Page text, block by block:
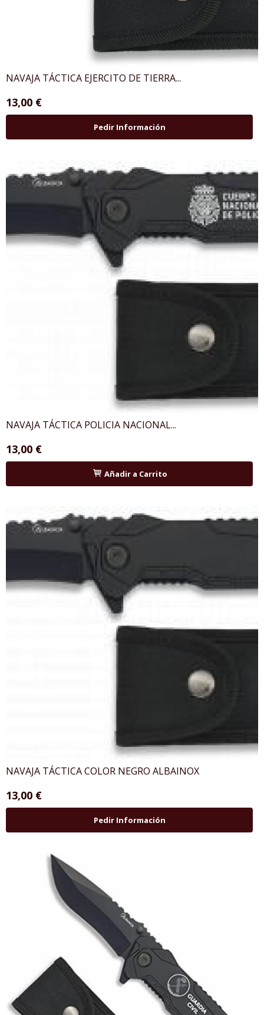
NAVAJA TÁCTICA EJERCITO DE TIERRA...
13,00 €
Pedir Información
NAVAJA TÁCTICA POLICIA NACIONAL...
13,00 €
Añadir a Carrito
NAVAJA TÁCTICA COLOR NEGRO ALBAINOX
13,00 €
Pedir Información